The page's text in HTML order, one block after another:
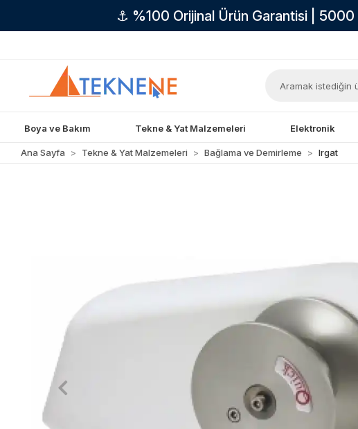
⚓ %100 Orijinal Ürün Garantisi |
Boya ve Bakım Tekne & Yat Malzemeleri Elektronik
Ana Sayfa Tekne & Yat Malzemeleri Bağlama ve Demirleme Irgat